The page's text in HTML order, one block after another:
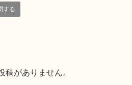
する
稿がありません。